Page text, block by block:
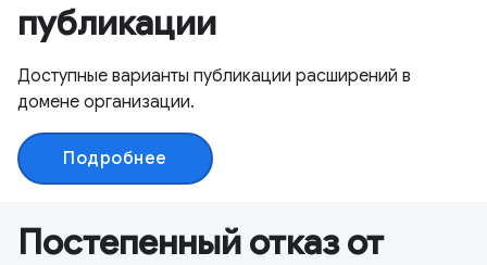
публикации
Доступные варианты публикации расширений в
домене организации.
Подробнее
Постепенный отказ от